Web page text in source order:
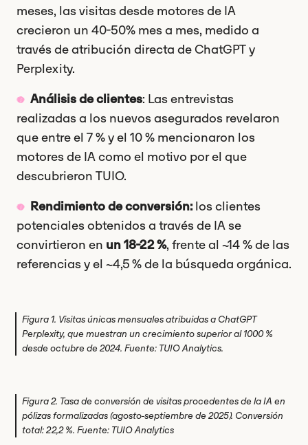
meses, las visitas desde motores de IA
crecieron un 40-50% mes a mes, medido a
través de atribución directa de ChatGPT y
Perplexity.
Análisis de clientes: Las entrevistas
realizadas a los nuevos asegurados revelaron
que entre el 7 % y el 10 % mencionaron los
motores de IA como el motivo por el que
descubrieron TUIO.
Rendimiento de conversión: los clientes
potenciales obtenidos a través de IA se
convirtieron en un 18-22 %, frente al ~14 % de las
referencias y el ~4,5 % de la búsqueda orgánica.
Figura 1. Visitas únicas mensuales atribuidas a ChatGPT
Perplexity, que muestran un crecimiento superior al 1000 %
desde octubre de 2024. Fuente: TUIO Analytics.
Figura 2. Tasa de conversión de visitas procedentes de la IA en
pólizas formalizadas (agosto-septiembre de 2025). Conversión
total: 22,2 %. Fuente: TUIO Analytics